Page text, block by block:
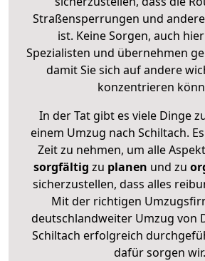
Straßensperrungen und
ist. Keine Sorgen, auch
Spezialisten und übernehmen
damit Sie sich auf andere
konzentrieren
In der Tat gibt es viele Dinge
einem Umzug nach Schiltach.
Zeit zu nehmen, um alle
sorgfältig zu planen und zu
sicherzustellen, dass alles
Mit der richtigen
deutschlandweiter Umzug von
Schiltach erfolgreich
dafür sorgen wir.